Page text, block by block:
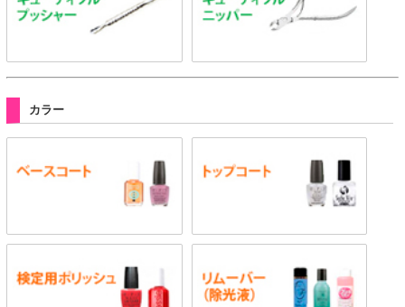
カラー